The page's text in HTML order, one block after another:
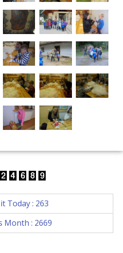
Today : 263
Month : 2669